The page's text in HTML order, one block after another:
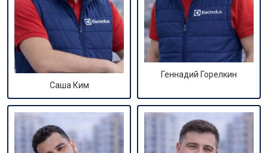
Саша Ким
Геннадий Горелкин